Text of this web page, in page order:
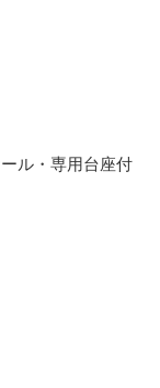
ル・専用台座付